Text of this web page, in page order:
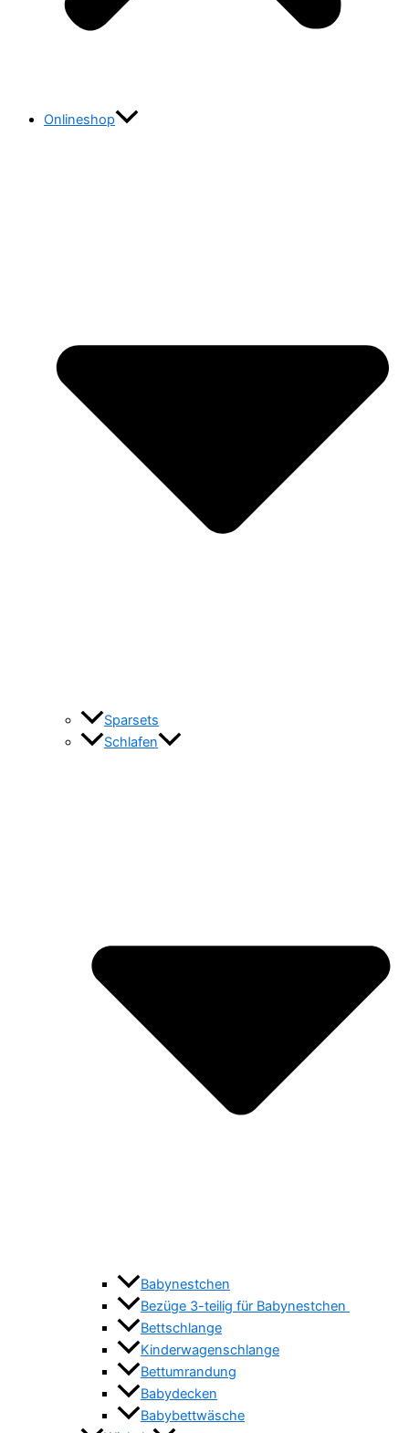
Onlineshop
Sparsets
Schlafen
Babynestchen
Bezüge 3-teilig für Babynestchen
Bettschlange
Kinderwagenschlange
Bettumrandung
Babydecken
Babybettwäsche